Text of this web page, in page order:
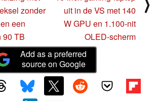
zonder
een
90 TB
uit in de VS met 140
W GPU en 1.100-nit
OLED-scherm
Add as a preferred
source on Google